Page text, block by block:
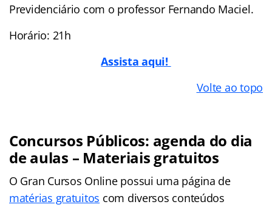
Previdenciário com o professor Fernando Maciel.
Horário: 21h
Assista aqui!
Volte ao topo
Concursos Públicos: agenda do dia
de aulas – Materiais gratuitos
O Gran Cursos Online possui uma página de
matérias gratuitos com diversos conteúdos